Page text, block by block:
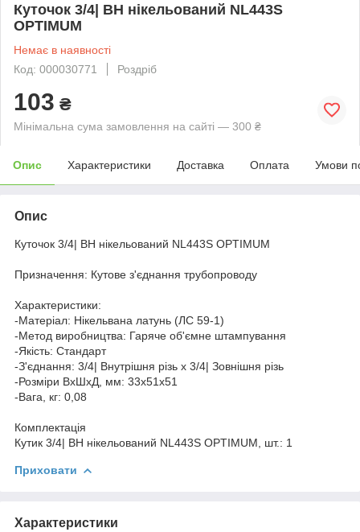
Куточок 3/4| ВН нікельований NL443S
OPTIMUM
Немає в наявності
Код: 000030771
Роздріб
103 ₴
Мінімальна сума замовлення на сайті — 300 ₴
Опис Характеристики Доставка Оплата Умови
Опис
Куточок 3/4| ВН нікельований NL443S OPTIMUM
Призначення: Кутове з'єднання трубопроводу
Характеристики:
-Матеріал: Нікельвана латунь (ЛС 59-1)
-Метод виробництва: Гаряче об'ємне штампування
-Якість: Стандарт
-З'єднання: 3/4| Внутрішня різь х 3/4| Зовнішня різь
-Розміри ВхШхД, мм: 33х51х51
-Вага, кг: 0,08
Комплектація
Кутик 3/4| ВН нікельований NL443S OPTIMUM, шт.: 1
Приховати
Характеристики